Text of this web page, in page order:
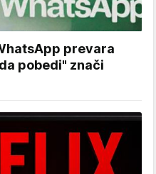
prevara
pobedi" znači